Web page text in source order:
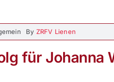
By ZRFV Lienen
für Johanna